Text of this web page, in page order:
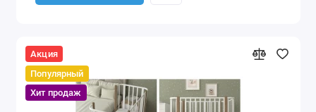
Акция
Популярный
Хит продаж